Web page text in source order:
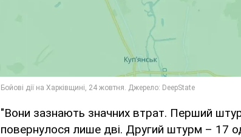
"Вони зазнають значних втрат. Перший
повернулося лише дві. Другий штурм – 17